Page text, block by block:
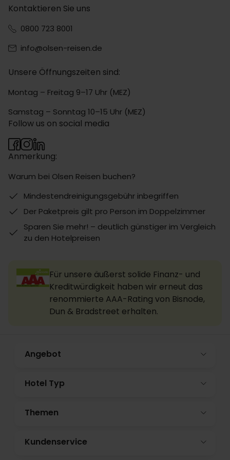
Kontaktieren Sie uns
0800 723 8001
info@olsen-reisen.de
Unsere Öffnungszeiten sind:
Montag – Freitag 9–17 Uhr (MEZ)
Samstag – Sonntag 10–15 Uhr (MEZ)
Anmerkung:
Warum bei Olsen Reisen buchen?
Mindestendreinigungsgebühr inbegriffen
Der Paketpreis gilt pro Person im Doppelzimmer
Sparen Sie mehr! – deutlich günstiger im Vergleich
zu den Hotelpreisen
Follow us on social media
Für unsere äußerst solide Finanz- und
Kreditwürdigkeit haben wir erneut das
renommierte AAA-Rating von Bisnode,
Dun & Bradstreet erhalten.
Angebot
Hotel Typ
Themen
Kundenservice